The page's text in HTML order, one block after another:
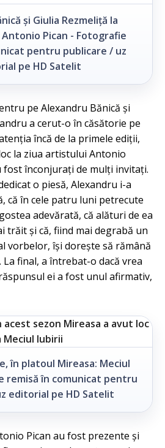
și Giulia Rezmeliță la
Pican - Fotografie
pentru publicare / uz
pe HD Satelit
pe Alexandru Bănică și
a cerut-o în căsătorie pe
încă de la primele ediții,
la ziua artistului Antonio
fost înconjurați de mulți invitați.
o piesă, Alexandru i-a
că în cele patru luni petrecute
adevărată, că alături de ea
trăit și că, fiind mai degrabă un
vorbelor, își dorește să rămână
final, a întrebat-o dacă vrea
ei a fost unul afirmativ,
în platoul Mireasa: Meciul
remisă în comunicat pentru
editorial pe HD Satelit
Pican au fost prezente și